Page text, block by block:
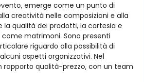
emerge come un punto di
creatività nelle composizioni e alla
la qualità dei prodotti, la cortesia e
matrimoni. Sono presenti
riguardo alla possibilità di
aspetti organizzativi. Nel
rapporto qualità-prezzo, con un team